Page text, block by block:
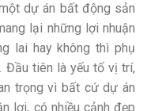
dự án bất động sản
lại những lợi nhuận
lai hay không thì phụ
Đầu tiên là yếu tố vị trí,
trọng vì bất cứ dự án
lợi, có nhiều cảnh đẹp